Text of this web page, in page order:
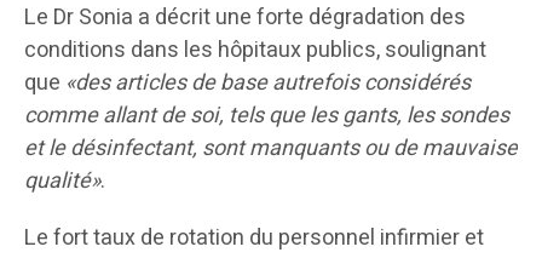
Le Dr Sonia a décrit une forte dégradation des
conditions dans les hôpitaux publics, soulignant
que «des articles de base autrefois considérés
comme allant de soi, tels que les gants, les sondes
et le désinfectant, sont manquants ou de mauvaise
qualité».
Le fort taux de rotation du personnel infirmier et